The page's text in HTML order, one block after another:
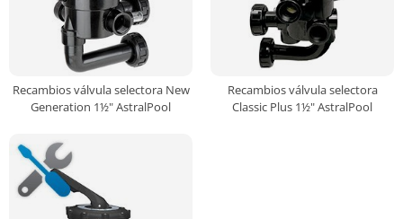
Recambios válvula selectora New
Generation 1½" AstralPool
Recambios válvula selectora
Classic Plus 1½" AstralPool